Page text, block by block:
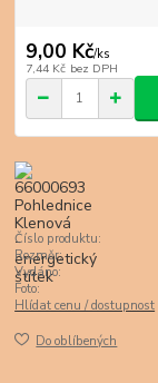
9,00 Kč/ks
7,44 Kč bez DPH
Číslo produktu:
Rozměr:
Vydáno:
Foto:
Hlídat cenu / dostupnost
Do oblíbených